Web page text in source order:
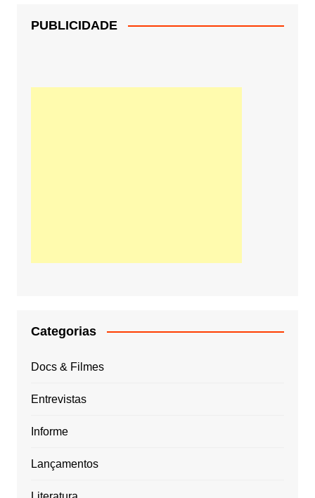
PUBLICIDADE
Categorias
Docs & Filmes
Entrevistas
Informe
Lançamentos